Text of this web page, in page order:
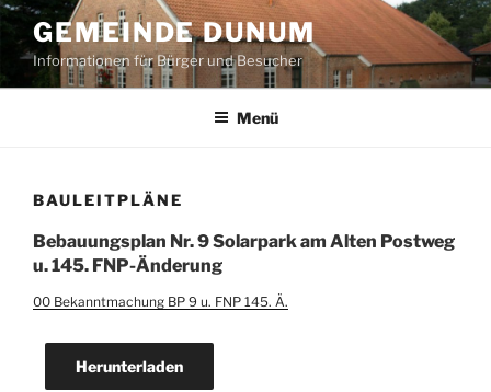
Zum
Inhalt
springen
GEMEINDE DUNUM
Informationen für Bürger und Besucher
Menü
BAULEITPLÄNE
Bebauungsplan Nr. 9 Solarpark am Alten Postweg
u. 145. FNP-Änderung
00 Bekanntmachung BP 9 u. FNP 145. Ä.
Herunterladen